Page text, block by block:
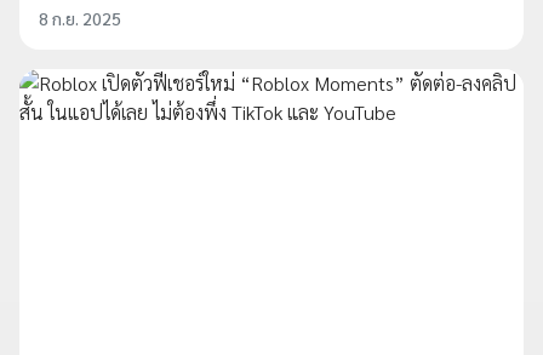
8 ก.ย. 2025